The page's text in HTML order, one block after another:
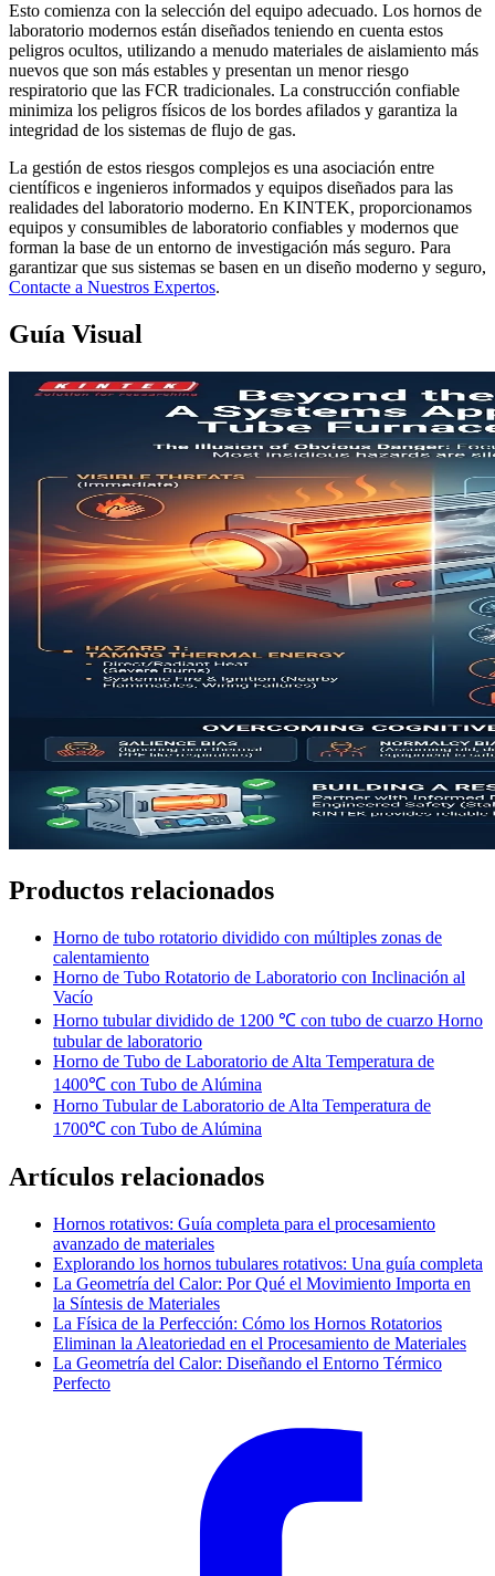
Esto comienza con la selección del equipo adecuado. Los hornos de
laboratorio modernos están diseñados teniendo en cuenta estos
peligros ocultos, utilizando a menudo materiales de aislamiento más
nuevos que son más estables y presentan un menor riesgo
respiratorio que las FCR tradicionales. La construcción confiable
minimiza los peligros físicos de los bordes afilados y garantiza la
integridad de los sistemas de flujo de gas.
La gestión de estos riesgos complejos es una asociación entre
científicos e ingenieros informados y equipos diseñados para las
realidades del laboratorio moderno. En KINTEK, proporcionamos
equipos y consumibles de laboratorio confiables y modernos que
forman la base de un entorno de investigación más seguro. Para
garantizar que sus sistemas se basen en un diseño moderno y seguro,
Contacte a Nuestros Expertos.
Guía Visual
Productos relacionados
Horno de tubo rotatorio dividido con múltiples zonas de
calentamiento
Horno de Tubo Rotatorio de Laboratorio con Inclinación al
Vacío
Horno tubular dividido de 1200 ℃ con tubo de cuarzo Horno
tubular de laboratorio
Horno de Tubo de Laboratorio de Alta Temperatura de
1400℃ con Tubo de Alúmina
Horno Tubular de Laboratorio de Alta Temperatura de
1700℃ con Tubo de Alúmina
Artículos relacionados
Hornos rotativos: Guía completa para el procesamiento
avanzado de materiales
Explorando los hornos tubulares rotativos: Una guía completa
La Geometría del Calor: Por Qué el Movimiento Importa en
la Síntesis de Materiales
La Física de la Perfección: Cómo los Hornos Rotatorios
Eliminan la Aleatoriedad en el Procesamiento de Materiales
La Geometría del Calor: Diseñando el Entorno Térmico
Perfecto